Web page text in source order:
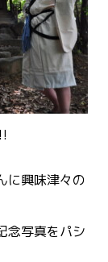
に興味津々の
念写真をパシ